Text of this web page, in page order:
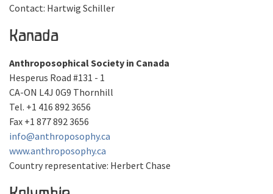
Contact: Hartwig Schiller
Kanada
Anthroposophical Society in Canada
Hesperus Road #131 - 1
CA-ON L4J 0G9 Thornhill
Tel. +1 416 892 3656
Fax +1 877 892 3656
info@anthroposophy.ca
www.anthroposophy.ca
Country representative: Herbert Chase